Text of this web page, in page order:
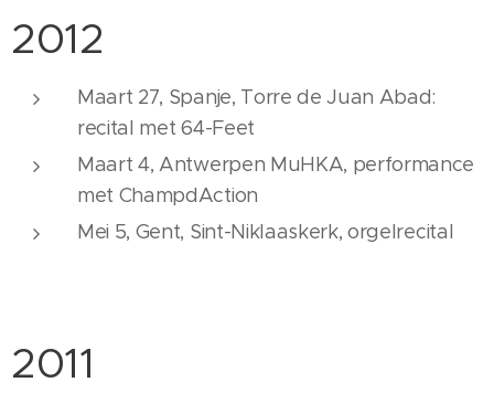
2012
Maart 27, Spanje, Torre de Juan Abad:
recital met 64-Feet
Maart 4, Antwerpen MuHKA, performance
met ChampdAction
Mei 5, Gent, Sint-Niklaaskerk, orgelrecital
2011